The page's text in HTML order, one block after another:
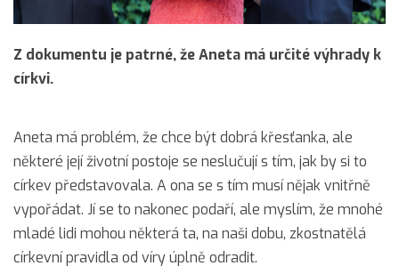
Z dokumentu je patrné, že Aneta má určité výhrady k
církvi.
Aneta má problém, že chce být dobrá křesťanka, ale
některé její životní postoje se neslučují s tím, jak by si to
církev představovala. A ona se s tím musí nějak vnitřně
vypořádat. Jí se to nakonec podaří, ale myslím, že mnohé
mladé lidi mohou některá ta, na naši dobu, zkostnatělá
církevní pravidla od víry úplně odradit.